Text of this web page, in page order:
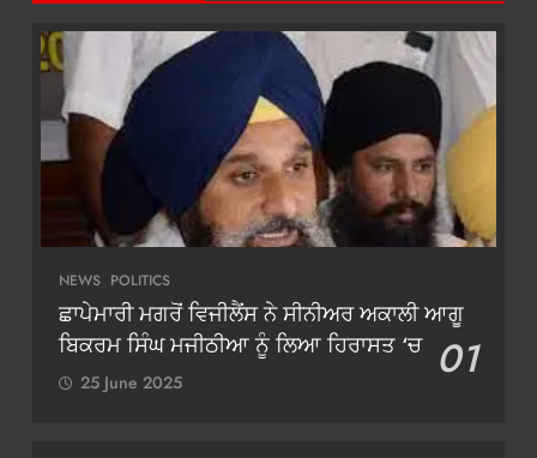
NEWS POLITICS
ਛਾਪੇਮਾਰੀ ਮਗਰੋਂ ਵਿਜੀਲੈਂਸ ਨੇ ਸੀਨੀਅਰ ਅਕਾਲੀ ਆਗੂ
ਬਿਕਰਮ ਸਿੰਘ ਮਜੀਠੀਆ ਨੂੰ ਲਿਆ ਹਿਰਾਸਤ ‘ਚ 01
25 June 2025